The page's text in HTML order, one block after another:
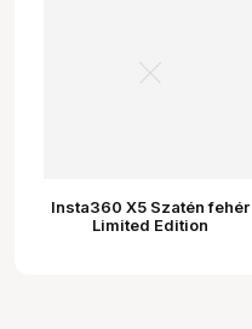
Insta360 X5 Szatén fehér
Limited Edition